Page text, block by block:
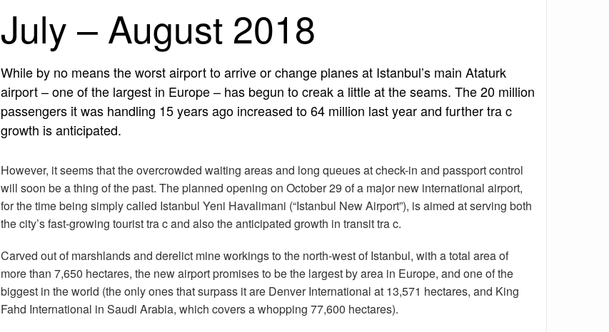
July – August 2018
While by no means the worst airport to arrive or change planes at Istanbul’s main Ataturk
airport – one of the largest in Europe – has begun to creak a little at the seams. The 20 million
passengers it was handling 15 years ago increased to 64 million last year and further tra c
growth is anticipated.
However, it seems that the overcrowded waiting areas and long queues at check-in and passport control
will soon be a thing of the past. The planned opening on October 29 of a major new international airport,
for the time being simply called Istanbul Yeni Havalimani (“Istanbul New Airport”), is aimed at serving both
the city’s fast-growing tourist tra c and also the anticipated growth in transit tra c.
Carved out of marshlands and derelict mine workings to the north-west of Istanbul, with a total area of
more than 7,650 hectares, the new airport promises to be the largest by area in Europe, and one of the
biggest in the world (the only ones that surpass it are Denver International at 13,571 hectares, and King
Fahd International in Saudi Arabia, which covers a whopping 77,600 hectares).